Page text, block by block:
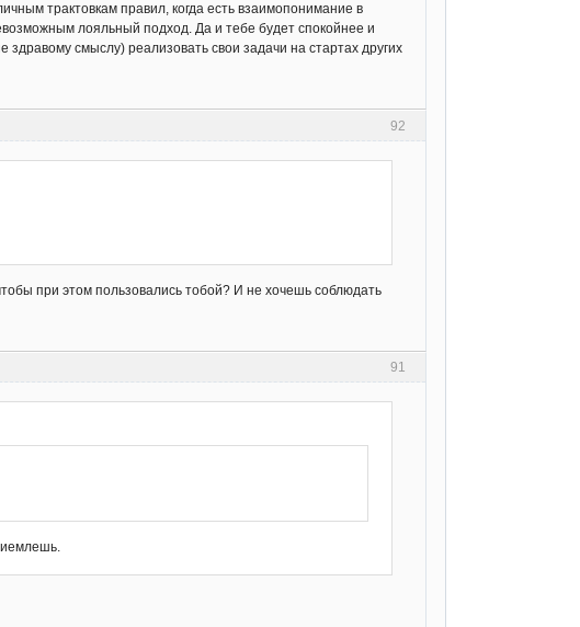
трактовкам правил, когда есть взаимопонимание в
лояльный подход. Да и тебе будет спокойнее и
смыслу) реализовать свои задачи на стартах других
92
при этом пользовались тобой? И не хочешь соблюдать
91